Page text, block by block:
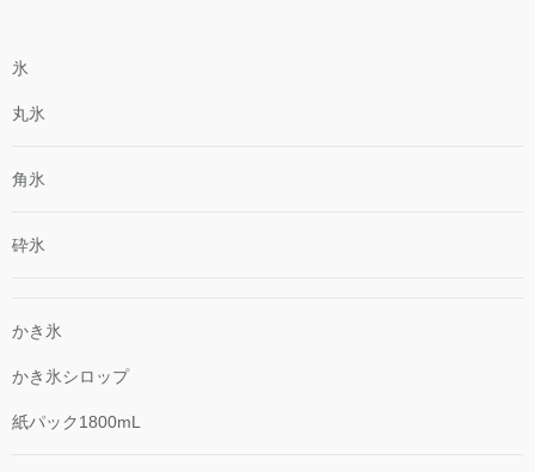
氷
丸氷
角氷
砕氷
かき氷
かき氷シロップ
紙パック1800mL